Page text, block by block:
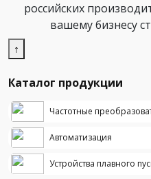
российских
вашему бизнесу
↑
Каталог продукции
Частотные
Автоматизация
Устройства плавного